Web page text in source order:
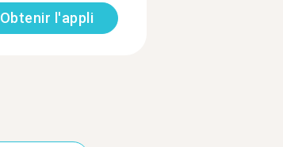
Obtenir l'appli